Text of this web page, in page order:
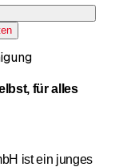
für alles
ist ein junges